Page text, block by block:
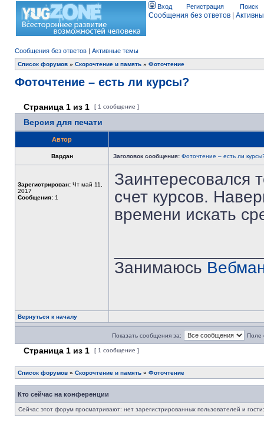
Вход Регистрация Поиск
Сообщения без ответов
Сообщения без ответов | Активные темы
Список форумов » Скорочтение и память » Фоточтение
Фоточтение – есть ли курсы?
Страница 1 из 1 [ 1 сообщение ]
Версия для печати
Автор
Вардан Заголовок сообщения: Фоточтение – есть ли
Зарегистрирован: Чт май 11,
2017
Сообщения: 1
Заинтересовался
счет курсов.
времени искать
Занимаюсь
Вернуться к началу
Показать сообщения за: Поле
Страница 1 из 1 [ 1 сообщение ]
Список форумов » Скорочтение и память » Фоточтение
Кто сейчас на конференции
Сейчас этот форум просматривают: нет зарегистрированных пользователей и